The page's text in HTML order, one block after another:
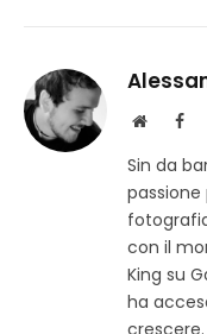
S
t
o
w
F
c
e
b
k
Sin da
passione
con il
King su
ha